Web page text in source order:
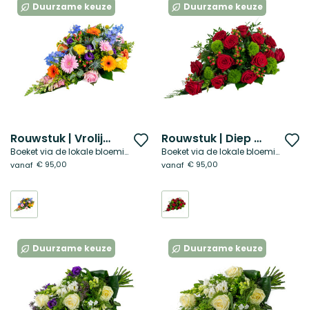
Duurzame keuze
Rouwstuk | Vrolijke herinnering
Boeket via de lokale bloemist
vanaf € 95,00
Voeg
toe
aan
verlanglijst
Duurzame keuze
Rouwstuk | Diep verbonden
Boeket via de lokale bloemist
vanaf € 95,00
Duurzame keuze Duurzame keuze